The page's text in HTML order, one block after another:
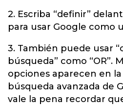
2. Escriba “definir”
para usar Google como
3. También puede usar
búsqueda” como “OR”.
opciones aparecen en
búsqueda avanzada de
vale la pena recordar